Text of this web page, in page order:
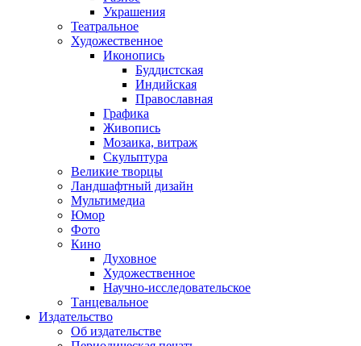
Украшения
Театральное
Художественное
Иконопись
Буддистская
Индийская
Православная
Графика
Живопись
Мозаика, витраж
Скульптура
Великие творцы
Ландшафтный дизайн
Мультимедиа
Юмор
Фото
Кино
Духовное
Художественное
Научно-исследовательское
Танцевальное
Издательство
Об издательстве